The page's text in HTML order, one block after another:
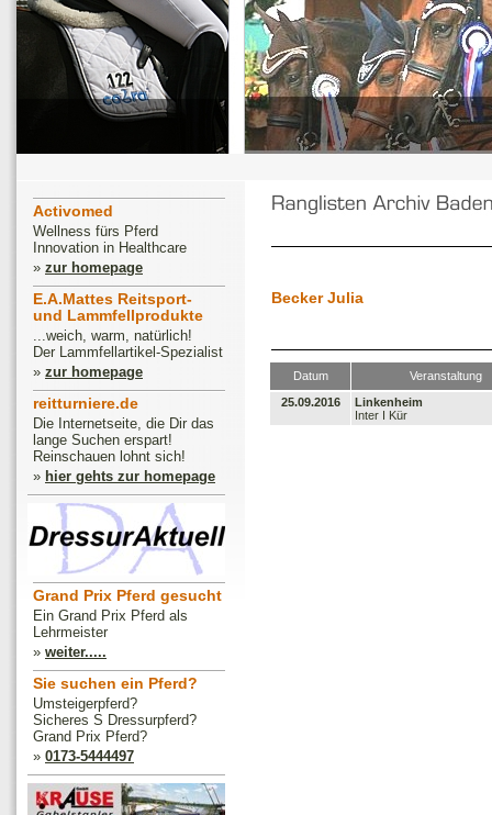
Activomed
Wellness fürs Pferd
Innovation in Healthcare
» zur homepage
E.A.Mattes Reitsport-
und Lammfellprodukte
...weich, warm, natürlich!
Der Lammfellartikel-Spezialist
» zur homepage
reitturniere.de
Die Internetseite, die Dir das
lange Suchen erspart!
Reinschauen lohnt sich!
» hier gehts zur homepage
Grand Prix Pferd gesucht
Ein Grand Prix Pferd als
Lehrmeister
» weiter.....
Sie suchen ein Pferd?
Umsteigerpferd?
Sicheres S Dressurpferd?
Grand Prix Pferd?
» 0173-5444497
Becker Julia
Datum
Veranstaltung
25.09.2016
Linkenheim
Inter I Kür